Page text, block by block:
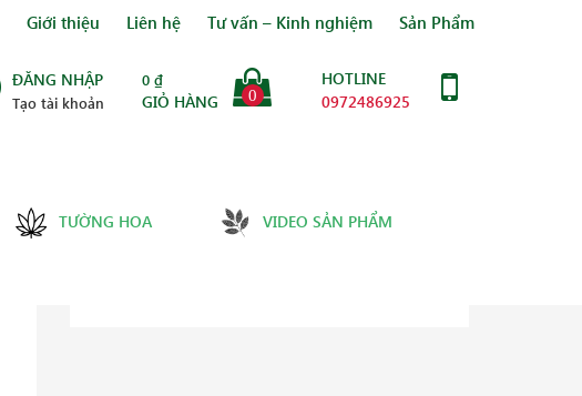
Giới thiệu Liên hệ Tư vấn – Kinh nghiệm Sản Phẩm
ĐĂNG NHẬP
Tạo tài khoản
0 ₫
GIỎ HÀNG 0
HOTLINE
0972486925
TƯỜNG HOA VIDEO SẢN PHẨM